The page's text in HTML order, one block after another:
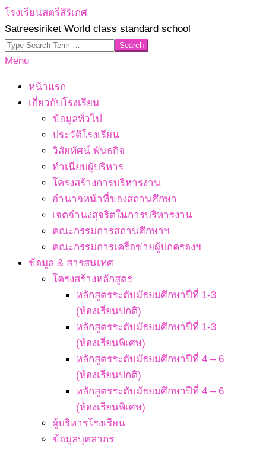
Skip
to
content
โรงเรียนสตรีสิริเกศ
Satreesiriket World class standard school
Search
Primary
Menu
Menu
หน้าแรก
เกี่ยวกับโรงเรียน
ข้อมูลทั่วไป
ประวัติโรงเรียน
วิสัยทัศน์ พันธกิจ
ทำเนียบผู้บริหาร
โครงสร้างการบริหารงาน
อำนาจหน้าที่ของสถานศึกษา
เจตจํานงสุจริตในการบริหารงาน
คณะกรรมการสถานศึกษาฯ
คณะกรรมการเครือข่ายผู้ปกครองฯ
ข้อมูล & สารสนเทศ
โครงสร้างหลักสูตร
หลักสูตรระดับมัธยมศึกษาปีที่ 1-3
(ห้องเรียนปกติ)
หลักสูตรระดับมัธยมศึกษาปีที่ 1-3
(ห้องเรียนพิเศษ)
หลักสูตรระดับมัธยมศึกษาปีที่ 4 – 6
(ห้องเรียนปกติ)
หลักสูตรระดับมัธยมศึกษาปีที่ 4 – 6
(ห้องเรียนพิเศษ)
ผู้บริหารโรงเรียน
ข้อมูลบุคลากร